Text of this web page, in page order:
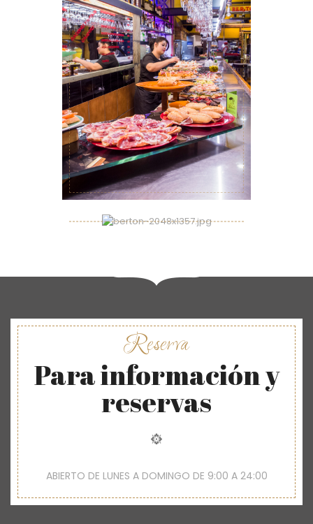
Reserva
Para información y
reservas
ABIERTO DE LUNES A DOMINGO DE 9:00 A 24:00